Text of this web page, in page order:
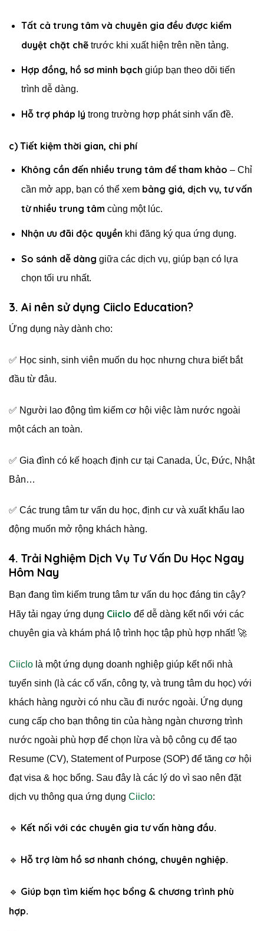
Tất cả trung tâm và chuyên gia đều được kiểm
duyệt chặt chẽtrước khi xuất hiện trên nền tảng.
Hợp đồng, hồ sơ minh bạch giúp bạn theo dõi tiến
trình dễ dàng.
Hỗ trợ pháp lý trong trường hợp phát sinh vấn đề.
c) Tiết kiệm thời gian, chi phí
Không cần đến nhiều trung tâm để tham khảo – Chỉ
cần mở app, bạn có thể xem bảng giá, dịch vụ, tư vấn
từ nhiều trung tâm cùng một lúc.
Nhận ưu đãi độc quyền khi đăng ký qua ứng dụng.
So sánh dễ dàng giữa các dịch vụ, giúp bạn có lựa
chọn tối ưu nhất.
3. Ai nên sử dụng Ciiclo Education?
Ứng dụng này dành cho:
✅ Học sinh, sinh viên muốn du học nhưng chưa biết bắt
đầu từ đâu.
✅ Người lao động tìm kiếm cơ hội việc làm nước ngoài
một cách an toàn.
✅ Gia đình có kế hoạch định cư tại Canada, Úc, Đức, Nhật
Bản…
✅ Các trung tâm tư vấn du học, định cư và xuất khẩu lao
động muốn mở rộng khách hàng.
4. Trải Nghiệm Dịch Vụ Tư Vấn Du Học Ngay
Hôm Nay
Bạn đang tìm kiếm trung tâm tư vấn du học đáng tin cậy?
Hãy tải ngay ứng dụng Ciiclo để dễ dàng kết nối với các
chuyên gia và khám phá lộ trình học tập phù hợp nhất! 🚀
Ciiclo là một ứng dụng doanh nghiệp giúp kết nối nhà
tuyển sinh (là các cố vấn, công ty, và trung tâm du học) với
khách hàng người có nhu cầu đi nước ngoài. Ứng dụng
cung cấp cho bạn thông tin của hàng ngàn chương trình
nước ngoài phù hợp để chọn lừa và bộ công cụ để tạo
Resume (CV), Statement of Purpose (SOP) để tăng cơ hội
đạt visa & học bổng. Sau đây là các lý do vì sao nên đặt
dịch vụ thông qua ứng dụng Ciiclo:
🔹 Kết nối với các chuyên gia tư vấn hàng đầu.
🔹 Hỗ trợ làm hồ sơ nhanh chóng, chuyên nghiệp.
🔹 Giúp bạn tìm kiếm học bổng & chương trình phù
hợp.